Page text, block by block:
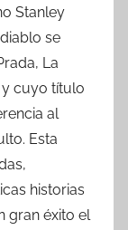
Stanley
se
La
cuyo título
al
Esta
historias
gran éxito el